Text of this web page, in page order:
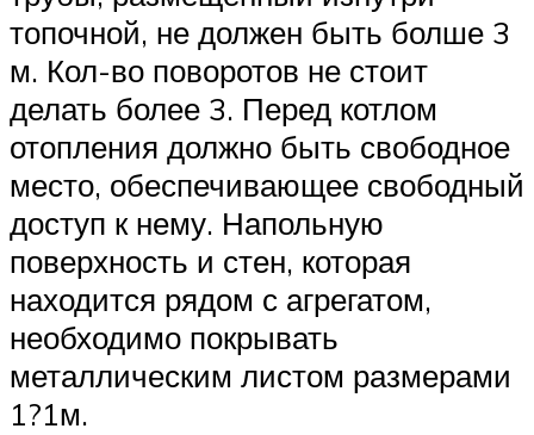
топочной, не должен быть болше 3
м. Кол-во поворотов не стоит
делать более 3. Перед котлом
отопления должно быть свободное
место, обеспечивающее свободный
доступ к нему. Напольную
поверхность и стен, которая
находится рядом с агрегатом,
необходимо покрывать
металлическим листом размерами
1?1м.